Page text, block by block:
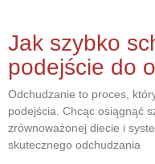
Jak szybko
podejście do
Odchudzanie to proces,
podejścia. Chcąc osiągnąć
zrównoważonej diecie i
skutecznego odchudzania